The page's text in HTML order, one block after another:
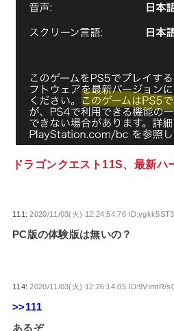
ドラゴンクエスト11S、最新ハ
111:2020/11/03(火) 12:24:54.76
PC版の体験版は無いの？
114:2020/11/03(火) 12:26:14.05 ID:9VImtR/
>>111
あるぞ